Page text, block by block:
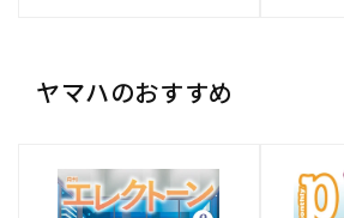
ヤマハのおすすめ